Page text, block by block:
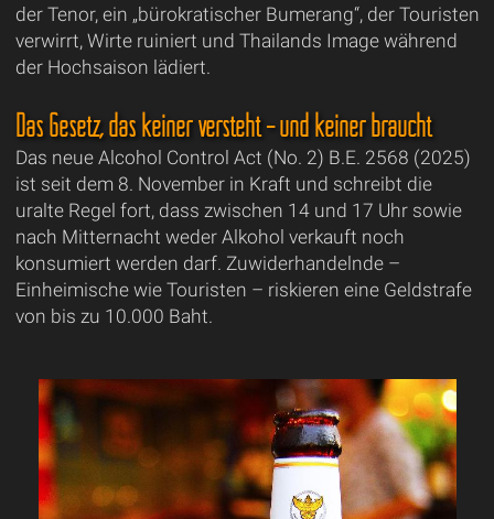
der Tenor, ein „bürokratischer Bumerang“, der Touristen
verwirrt, Wirte ruiniert und Thailands Image während
der Hochsaison lädiert.
Das Gesetz, das keiner versteht – und keiner braucht
Das neue Alcohol Control Act (No. 2) B.E. 2568 (2025)
ist seit dem 8. November in Kraft und schreibt die
uralte Regel fort, dass zwischen 14 und 17 Uhr sowie
nach Mitternacht weder Alkohol verkauft noch
konsumiert werden darf. Zuwiderhandelnde –
Einheimische wie Touristen – riskieren eine Geldstrafe
von bis zu 10.000 Baht.